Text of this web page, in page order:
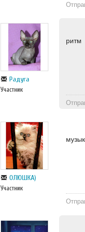
Радуга
Участник
ритм
ОЛЮШКА)
Участник